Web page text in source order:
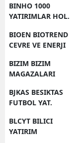
BINHO 1000
YATIRIMLAR HOL.
BIOEN BIOTREND
CEVRE VE ENERJI
BIZIM BIZIM
MAGAZALARI
BJKAS BESIKTAS
FUTBOL YAT.
BLCYT BILICI
YATIRIM